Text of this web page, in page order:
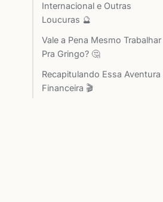
Internacional e Outras
Loucuras 🔮
Vale a Pena Mesmo Trabalhar
Pra Gringo? 🤔
Recapitulando Essa Aventura
Financeira 🎬